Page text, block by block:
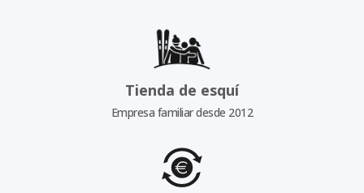
Tienda de esquí
Empresa familiar desde 2012